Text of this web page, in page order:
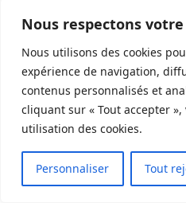
Nous respectons
Nous utilisons des cookies
expérience de navigation,
contenus personnalisés et
cliquant sur « Tout accepter
utilisation des cookies.
Personnaliser Tout
Analyse juridique et
urbanisme
Analyse des
droits à vendre
Elaboration des
présentation des biens ou
Collecte de toutes
auprès des organismes
Obtention de tous